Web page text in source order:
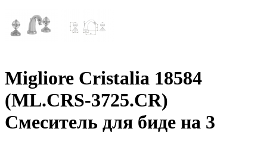
Migliore Cristalia 18584
(ML.CRS-3725.CR)
Смеситель для биде на 3